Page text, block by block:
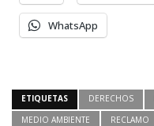
WhatsApp
ETIQUETAS DERECHOS
MEDIO AMBIENTE
RECLAMO